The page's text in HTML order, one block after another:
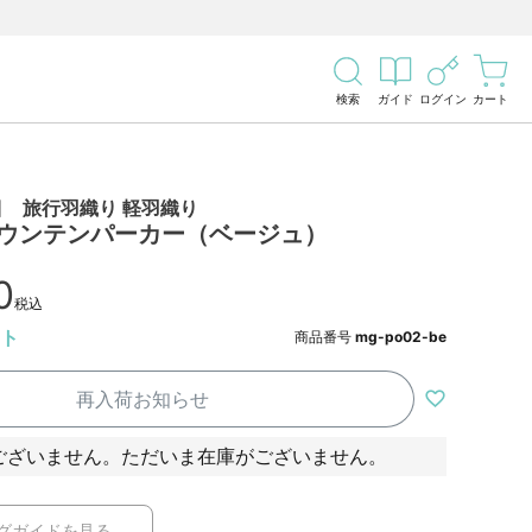
検索 ガイド ログイン カート
旅行羽織り 軽羽織り
ンテンパーカー（ベージュ）
税込
商品番号 mg-po02-be
再入荷お知らせ
ざいません。ただいま在庫がございません。